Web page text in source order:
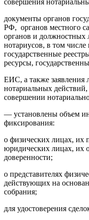
документы органов
РФ, органов местного
органов и должностных
нотариусов, в том
государственные
ресурсы,
ЕИС, а также заявления
нотариальных
совершении
— установлены объем
фиксирования:
о физических лицах, их
юридических лицах, их
доверенности;
о представителях
действующих на
собрания;
для удостоверения